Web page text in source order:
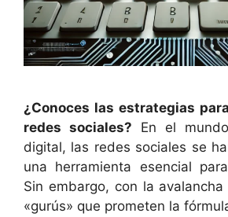
¿Conoces las estrategias
redes sociales? En el
digital, las redes sociales se
una herramienta esencial
Sin embargo, con la
«gurús» que prometen la